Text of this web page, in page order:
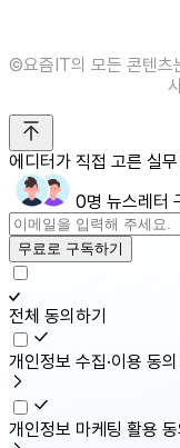
©️요즘IT의 모든 콘텐츠
에디터가 직접 고른 실
0명 뉴스레터
무료로 구독하기
전체 동의하기
개인정보 수집·이용 동의
개인정보 마케팅 활용 동